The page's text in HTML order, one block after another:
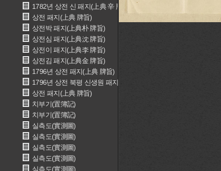
1782년 상전 신 패지(上典 辛 牌旨)
상전 패지(上典 牌旨)
상전박 패지(上典朴 牌旨)
상전심 패지(上典沈 牌旨)
상전이 패지(上典李 牌旨)
상전김 패지(上典金 牌旨)
1796년 상전 패지(上典 牌旨)
1796년 상전 북평 신생원 패지(上典 北坪 辛生員 牌旨)
상전 패지(上典 牌旨)
치부기(置簿記)
치부기(置簿記)
실측도(實測圖)
실측도(實測圖)
실측도(實測圖)
실측도(實測圖)
실측도(實測圖)